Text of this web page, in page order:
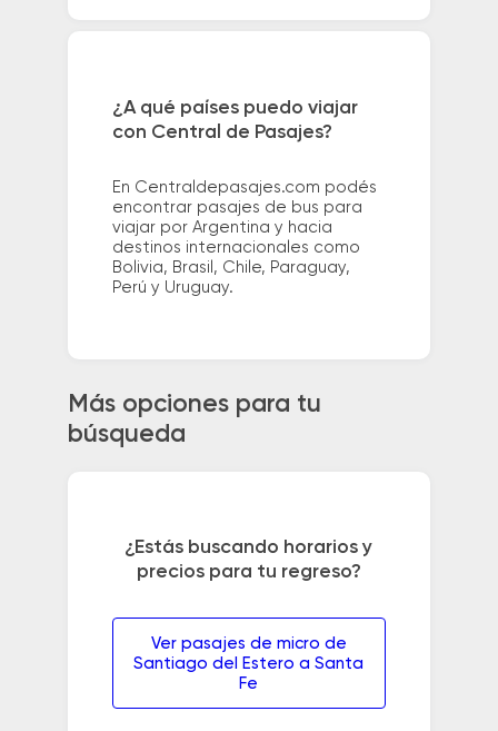
¿A qué países puedo viajar
con Central de Pasajes?
En Centraldepasajes.com podés
encontrar pasajes de bus para
viajar por Argentina y hacia
destinos internacionales como
Bolivia, Brasil, Chile, Paraguay,
Perú y Uruguay.
Más opciones para tu
búsqueda
¿Estás buscando horarios y
precios para tu regreso?
Ver pasajes de micro de
Santiago del Estero a Santa
Fe